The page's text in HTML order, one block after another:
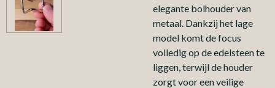
elegante bolhouder van
metaal. Dankzij het lage
model komt de focus
volledig op de edelsteen te
liggen, terwijl de houder
zorgt voor een veilige